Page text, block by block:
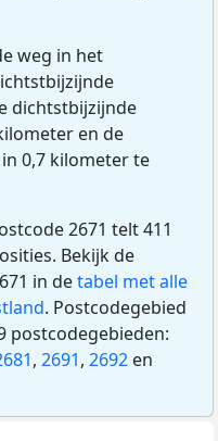
weg in het
dichtstbijzijnde
en de
0,7 kilometer te
2671 telt 411
Bekijk de
in detabel met alle
. Postcodegebied
postcodegebieden:
, 2691, 2692 en